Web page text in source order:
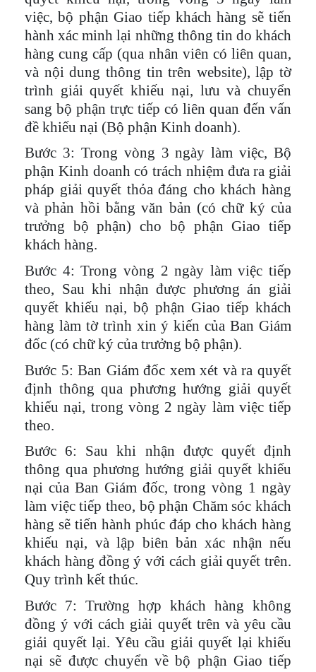
việc, bộ phận Giao tiếp khách hàng sẽ tiến
hành xác minh lại những thông tin do khách
hàng cung cấp (qua nhân viên có liên quan,
và nội dung thông tin trên website), lập tờ
trình giải quyết khiếu nại, lưu và chuyển
sang bộ phận trực tiếp có liên quan đến vấn
đề khiếu nại (Bộ phận Kinh doanh).
Bước 3: Trong vòng 3 ngày làm việc, Bộ
phận Kinh doanh có trách nhiệm đưa ra giải
pháp giải quyết thỏa đáng cho khách hàng
và phản hồi bằng văn bản (có chữ ký của
trưởng bộ phận) cho bộ phận Giao tiếp
khách hàng.
Bước 4: Trong vòng 2 ngày làm việc tiếp
theo, Sau khi nhận được phương án giải
quyết khiếu nại, bộ phận Giao tiếp khách
hàng làm tờ trình xin ý kiến của Ban Giám
đốc (có chữ ký của trưởng bộ phận).
Bước 5: Ban Giám đốc xem xét và ra quyết
định thông qua phương hướng giải quyết
khiếu nại, trong vòng 2 ngày làm việc tiếp
theo.
Bước 6: Sau khi nhận được quyết định
thông qua phương hướng giải quyết khiếu
nại của Ban Giám đốc, trong vòng 1 ngày
làm việc tiếp theo, bộ phận Chăm sóc khách
hàng sẽ tiến hành phúc đáp cho khách hàng
khiếu nại, và lập biên bản xác nhận nếu
khách hàng đồng ý với cách giải quyết trên.
Quy trình kết thúc.
Bước 7: Trường hợp khách hàng không
đồng ý với cách giải quyết trên và yêu cầu
giải quyết lại. Yêu cầu giải quyết lại khiếu
nại sẽ được chuyển về bộ phận Giao tiếp